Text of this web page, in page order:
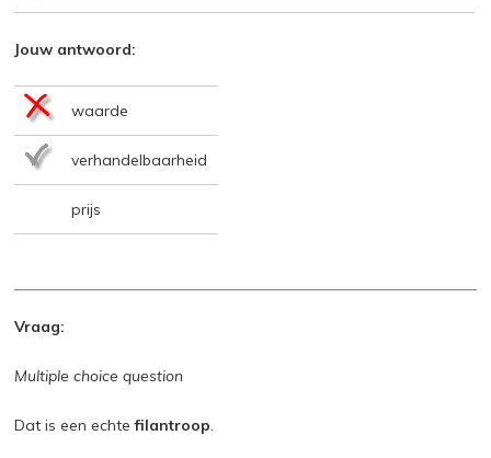
Jouw antwoord:
waarde
verhandelbaarheid
prijs
Vraag:
Multiple choice question
Dat is een echtefilantroop.